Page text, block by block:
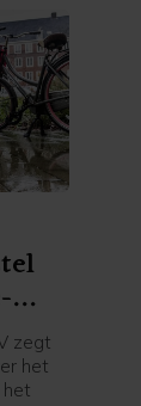
zegt
het